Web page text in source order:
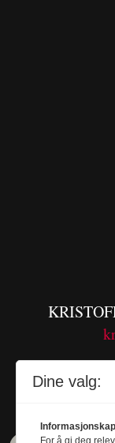
Dine valg:
For å gi deg